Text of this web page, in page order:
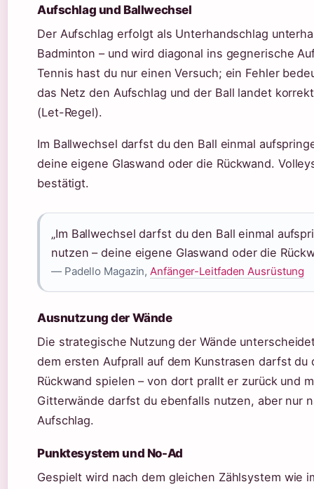
Aufschlag und Ballwechsel
Der Aufschlag erfolgt als Unterhandschlag
Badminton – und wird diagonal ins gegnerische
Tennis hast du nur einen Versuch; ein Fehler
das Netz den Aufschlag und der Ball landet
(Let-Regel).
Im Ballwechsel darfst du den Ball einmal
deine eigene Glaswand oder die Rückwand.
bestätigt.
„Im Ballwechsel darfst du den Ball einmal
nutzen – deine eigene Glaswand oder die
— Padello Magazin,Anfänger-Leitfaden Ausrüstung
Ausnutzung der Wände
Die strategische Nutzung der Wände
dem ersten Aufprall auf dem Kunstrasen darfst du
Rückwand spielen – von dort prallt er zurück und
Gitterwände darfst du ebenfalls nutzen, aber nur
Aufschlag.
Punktesystem und No-Ad
Gespielt wird nach dem gleichen Zählsystem wie